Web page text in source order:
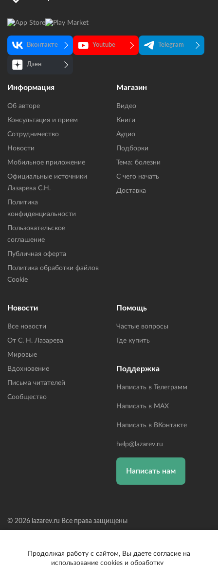
Вконтакте Youtube Telegram
Дзен
Информация
Об авторе
Консультация и прием
Сотрудничество
Новости
Мобильное приложение
Официальные источники
Лазарева С.Н.
Политика
конфиденциальности
Пользовательское
соглашение
Публичная оферта
Политика обработки файлов
Cookie
Магазин
Видео
Книги
Аудио
Подборки
Тема: болезни
С чего начать
Доставка
Новости
Все новости
От С. Н. Лазарева
Мировые
Вдохновение
Письма читателей
Сообщество
Помощь
Частые вопросы
Где купить
Поддержка
Написать в Телеграмм
Написать в MAX
Написать в ВКонтакте
help@lazarev.ru
Написать нам
© 2026 lazarev.ru Все права защищены
Банк: ОАО "АЛЬФА-БАНК" БИК: 044525593, К/С:
30101810200000000593
Продолжая работу с сайтом, Вы даете согласие на
использование cookies и обработку